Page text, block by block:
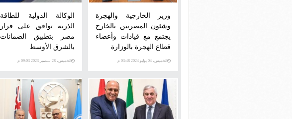
وزير الخارجية والهجرة
وشئون المصريين بالخارج
يجتمع مع قيادات وأعضاء
قطاع الهجرة بالوزارة
الخميس، 04 يوليو 2024 03:48 م
الوكالة الدولية للطاقة
الذرية توافق على قرار
مصر بتطبيق الضمانات
بالشرق الأوسط
الخميس، 28 سبتمبر 2023 09:03 م